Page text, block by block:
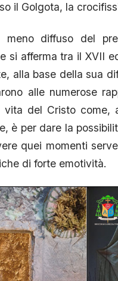
il Golgota, la
meno diffuso del
si afferma tra il XVII
alla base della sua
alle numerose
vita del Cristo come,
è per dare la
quei momenti
di forte emotività.